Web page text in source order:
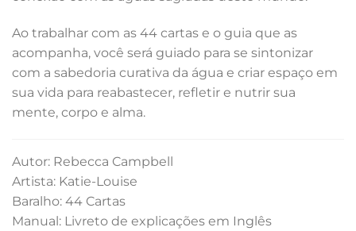
Ao trabalhar com as 44 cartas e o guia que as
acompanha, você será guiado para se sintonizar
com a sabedoria curativa da água e criar espaço em
sua vida para reabastecer, refletir e nutrir sua
mente, corpo e alma.
Autor: Rebecca Campbell
Artista: Katie-Louise
Baralho: 44 Cartas
Manual: Livreto de explicações em Inglês